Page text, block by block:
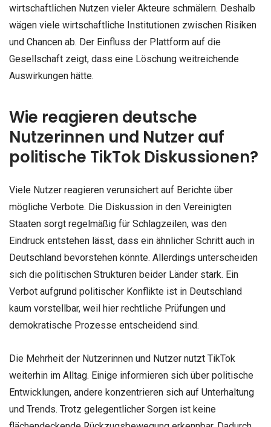
wirtschaftlichen Nutzen vieler Akteure schmälern. Deshalb
wägen viele wirtschaftliche Institutionen zwischen Risiken
und Chancen ab. Der Einfluss der Plattform auf die
Gesellschaft zeigt, dass eine Löschung weitreichende
Auswirkungen hätte.
Wie reagieren deutsche
Nutzerinnen und Nutzer auf
politische TikTok Diskussionen?
Viele Nutzer reagieren verunsichert auf Berichte über
mögliche Verbote. Die Diskussion in den Vereinigten
Staaten sorgt regelmäßig für Schlagzeilen, was den
Eindruck entstehen lässt, dass ein ähnlicher Schritt auch in
Deutschland bevorstehen könnte. Allerdings unterscheiden
sich die politischen Strukturen beider Länder stark. Ein
Verbot aufgrund politischer Konflikte ist in Deutschland
kaum vorstellbar, weil hier rechtliche Prüfungen und
demokratische Prozesse entscheidend sind.
Die Mehrheit der Nutzerinnen und Nutzer nutzt TikTok
weiterhin im Alltag. Einige informieren sich über politische
Entwicklungen, andere konzentrieren sich auf Unterhaltung
und Trends. Trotz gelegentlicher Sorgen ist keine